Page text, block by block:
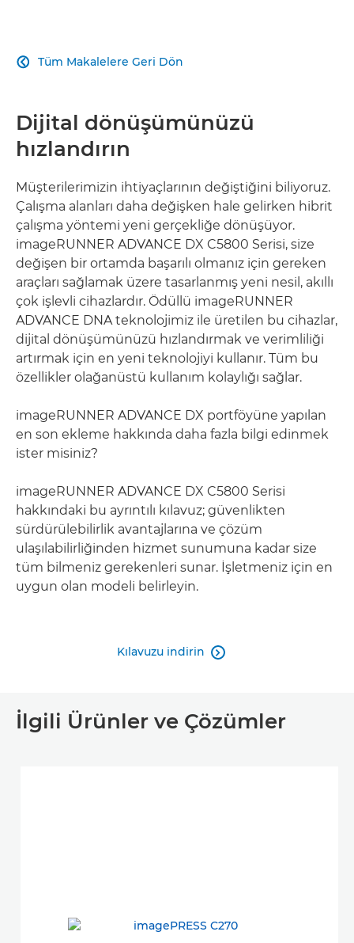
Tüm Makalelere Geri Dön

Dijital dönüşümünüzü
hızlandırın
Müşterilerimizin ihtiyaçlarının değiştiğini biliyoruz.
Çalışma alanları daha değişken hale gelirken hibrit
çalışma yöntemi yeni gerçekliğe dönüşüyor.
imageRUNNER ADVANCE DX C5800 Serisi, size
değişen bir ortamda başarılı olmanız için gereken
araçları sağlamak üzere tasarlanmış yeni nesil, akıllı
çok işlevli cihazlardır. Ödüllü imageRUNNER
ADVANCE DNA teknolojimiz ile üretilen bu cihazlar,
dijital dönüşümünüzü hızlandırmak ve verimliliği
artırmak için en yeni teknolojiyi kullanır. Tüm bu
özellikler olağanüstü kullanım kolaylığı sağlar.
imageRUNNER ADVANCE DX portföyüne yapılan
en son ekleme hakkında daha fazla bilgi edinmek
ister misiniz?
imageRUNNER ADVANCE DX C5800 Serisi
hakkındaki bu ayrıntılı kılavuz; güvenlikten
sürdürülebilirlik avantajlarına ve çözüm
ulaşılabilirliğinden hizmet sunumuna kadar size
tüm bilmeniz gerekenleri sunar. İşletmeniz için en
uygun olan modeli belirleyin.
Kılavuzu indirin 
İlgili Ürünler ve Çözümler